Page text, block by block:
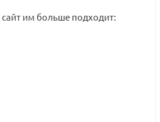
сайт им больше подходит: